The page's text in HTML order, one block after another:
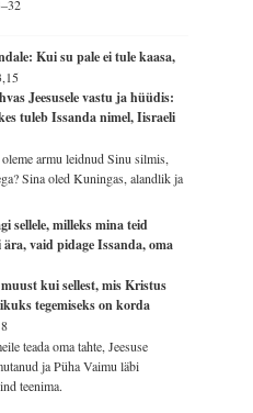
Kui su pale ei tule kaasa,
Jeesusele vastu ja hüüdis:
tuleb Issanda nimel, Iisraeli
armu leidnud Sinu silmis,
Sina oled Kuningas, alandlik ja
sellele, milleks mina teid
vaid pidage Issanda, oma
kui sellest, mis Kristus
tegemiseks on korda
teada oma tahte, Jeesuse
ja Püha Vaimu läbi
teenima.